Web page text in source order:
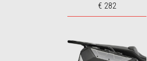
€ 282